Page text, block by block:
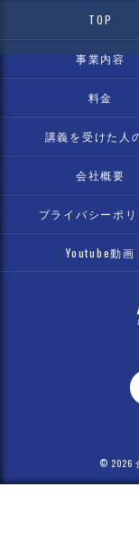
TOP
事業内容
料金
講義を受けた人
会社概要
プライバシーポ
Youtube動画
© 2026